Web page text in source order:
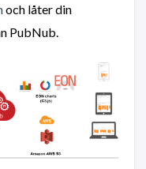
och låter din
PubNub.